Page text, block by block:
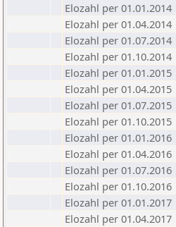
Elozahl per 01.01.2014
Elozahl per 01.04.2014
Elozahl per 01.07.2014
Elozahl per 01.10.2014
Elozahl per 01.01.2015
Elozahl per 01.04.2015
Elozahl per 01.07.2015
Elozahl per 01.10.2015
Elozahl per 01.01.2016
Elozahl per 01.04.2016
Elozahl per 01.07.2016
Elozahl per 01.10.2016
Elozahl per 01.01.2017
Elozahl per 01.04.2017